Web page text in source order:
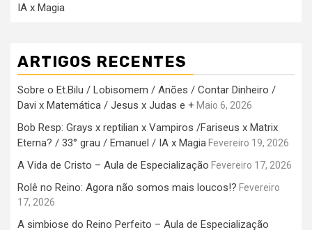
IA x Magia
ARTIGOS RECENTES
Sobre o Et.Bilu / Lobisomem / Anões / Contar Dinheiro /
Davi x Matemática / Jesus x Judas e + Maio 6, 2026
Bob Resp: Grays x reptilian x Vampiros /Fariseus x Matrix
Eterna? / 33° grau / Emanuel / IA x Magia Fevereiro 19, 2026
A Vida de Cristo – Aula de Especialização Fevereiro 17, 2026
Rolê no Reino: Agora não somos mais loucos!? Fevereiro
17, 2026
A simbiose do Reino Perfeito – Aula de Especialização